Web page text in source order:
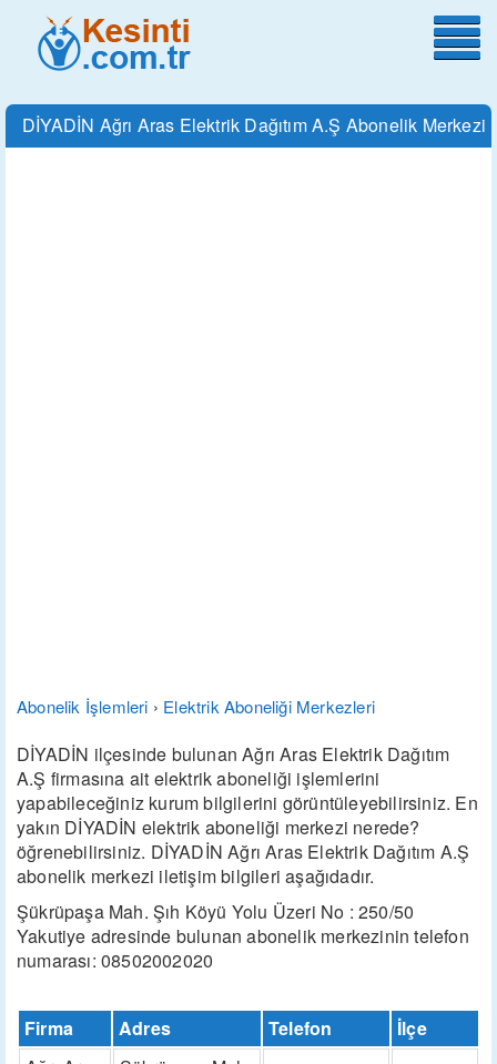
DİYADİN Ağrı Aras Elektrik Dağıtım A.Ş Abonelik Merkezi
Abonelik İşlemleri › Elektrik Aboneliği Merkezleri
DİYADİN ilçesinde bulunan Ağrı Aras Elektrik Dağıtım
A.Ş firmasına ait elektrik aboneliği işlemlerini
yapabileceğiniz kurum bilgilerini görüntüleyebilirsiniz. En
yakın DİYADİN elektrik aboneliği merkezi nerede?
öğrenebilirsiniz. DİYADİN Ağrı Aras Elektrik Dağıtım A.Ş
abonelik merkezi iletişim bilgileri aşağıdadır.
Şükrüpaşa Mah. Şıh Köyü Yolu Üzeri No : 250/50
Yakutiye adresinde bulunan abonelik merkezinin telefon
numarası: 08502002020
Firma Adres Telefon
İlçe